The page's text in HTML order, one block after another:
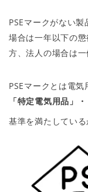
PSEマークがない
場合は一年以下の
方、法人の場合は
PSEマークとは電
「特定電気用品」
基準を満たしてい